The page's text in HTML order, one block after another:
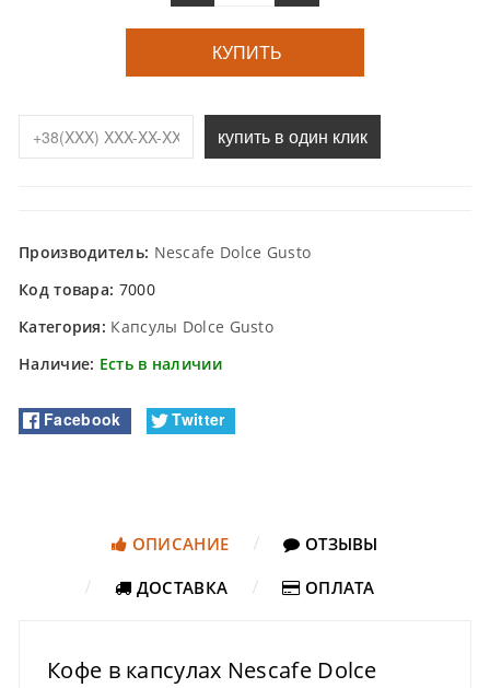
КУПИТЬ
купить в один клик
Производитель: Nescafe Dolce Gusto
Код товара: 7000
Категория: Капсулы Dolce Gusto
Наличие: Есть в наличии
Facebook Twitter
ОПИСАНИЕ
ОТЗЫВЫ
ДОСТАВКА
ОПЛАТА
Кофе в капсулах Nescafe Dolce